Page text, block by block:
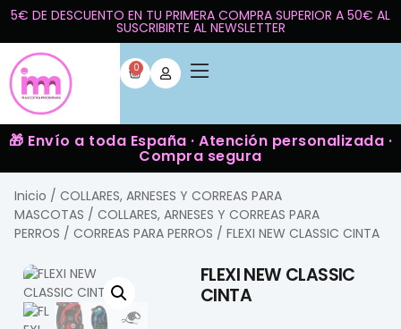
5€ DE DESCUENTO EN TU PRIMERA COMPRA SUPERIOR A 50€ AL
SUSCRIBIRTE AL NEWSLETTER
0
🎁 Envío a toda España · Atención personalizada ·
Compra segura
Inicio / COLLARES, ARNESES Y CORREAS PARA
MASCOTAS / COLLARES, ARNESES Y CORREAS PARA
PERROS / CORREAS PARA PERROS / FLEXI NEW CLASSIC CINTA
FLEXI NEW CLASSIC
CINTA